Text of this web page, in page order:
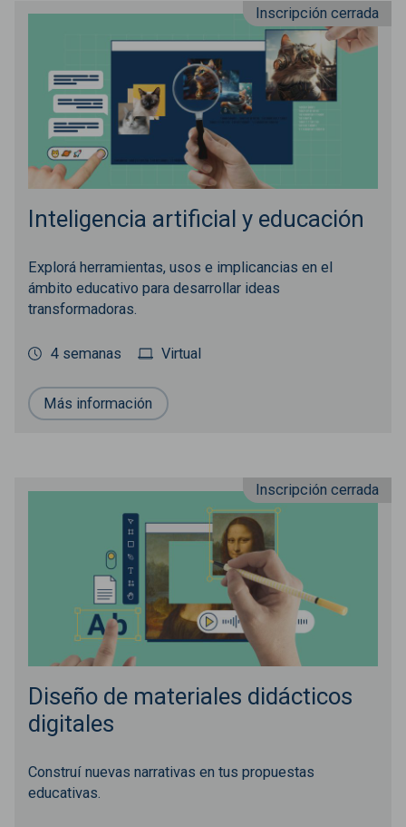
Inscripción cerrada
Inteligencia artificial y educación
Explorá herramientas, usos e implicancias en el
ámbito educativo para desarrollar ideas
transformadoras.
4 semanas Virtual
Más información
Inscripción cerrada
Diseño de materiales didácticos
digitales
Construí nuevas narrativas en tus propuestas
educativas.